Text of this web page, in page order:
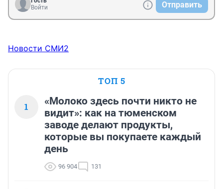
Войти
Отправить
Новости СМИ2
ТОП 5
1
«Молоко здесь почти никто не
видит»: как на тюменском
заводе делают продукты,
которые вы покупаете каждый
день
96 904 131